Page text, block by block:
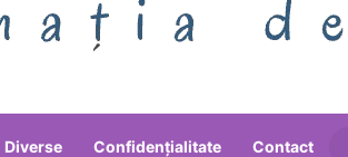
Diverse Confidențialitate Contact